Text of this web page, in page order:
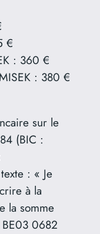
€
: 360 €
: 380 €
sur le
(BIC :
: « Je
à la
la somme
0682